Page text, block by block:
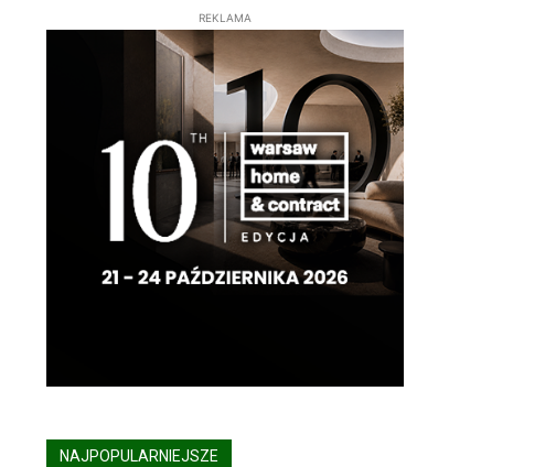
REKLAMA
NAJPOPULARNIEJSZE